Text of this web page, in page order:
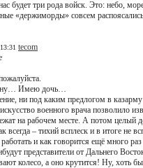
будет три рода войск. Это: небо,
«держиморды» совсем
tecom
Имею дочь…
ни под каким предлогом в казарму
военного врача позволило
на рабочем месте. А потом целый
всегда – тихий всплеск и в итоге не
и как говорится ещё много раз
представители от Дальнего
колесо, а оно крутится! Ну, хоть